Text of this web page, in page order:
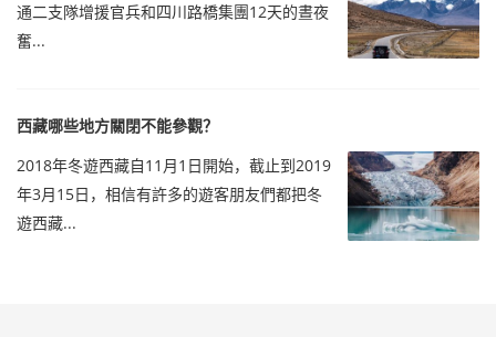
通二支隊增援官兵和四川路橋集團12天的晝夜
奮...
西藏哪些地方關閉不能參觀？
2018年冬遊西藏自11月1日開始，截止到2019
年3月15日，相信有許多的遊客朋友們都把冬
遊西藏...